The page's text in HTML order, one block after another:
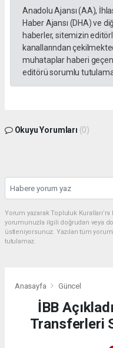
Anadolu Ajansı (AA),
Haber Ajansı (DHA) ve
haberler, sitemizin
kanallarından
muhataplar haberi
editörü sorumlu
Okuyu Yorumları (0)
Yorum yazarak Topluluk
yorumunuzla ilgili doğrudan veya
üstleniyorsunuz. Yazılan tüm
tutulamaz.
Anasayfa Güncel
İBB
Transferleri